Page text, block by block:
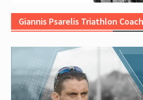
Giannis Psarelis Triathlon Coach